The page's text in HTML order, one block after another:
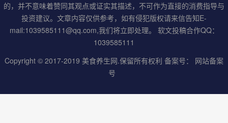
的，并不意味着赞同其观点或证实其描述，不可作为直接的消费指导与
投资建议。文章内容仅供参考，如有侵犯版权请来信告知E-
mail:1039585111@qq.com,我们将立即处理。 软文投稿合作QQ：
1039585111
Copyright © 2017-2019 美食养生网.保留所有权利 备案号： 网站备案
号